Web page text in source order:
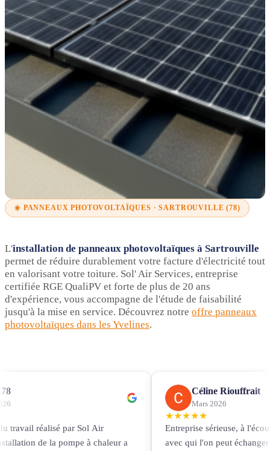
☀️ PANNEAUX PHOTOVOLTAÏQUES · SARTROUVILLE (78)
L'installation de panneaux photovoltaïques à Sartrouville
permet de réduire durablement votre facture d'électricité tout
en valorisant votre toiture. Sol' Air Services, entreprise
certifiée RGE QualiPV et forte de plus de 20 ans
d'expérience, vous accompagne de l'étude de faisabilité
jusqu'à la mise en service. Découvrez notre offre panneaux
photovoltaïques dans les Yvelines.
travail réalisé par Sol Air
de la pompe à chaleur a
Céline Riouffrait
Mars 2026
★★★★★
Entreprise sérieuse, à
avec qui l'on peut